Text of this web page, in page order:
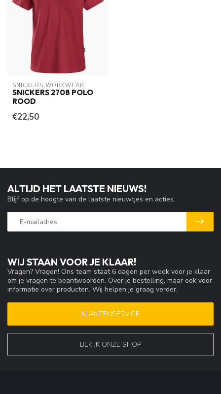
SNICKERS WORKWEAR
SNICKERS 2708 POLO
ROOD
€22,50
WIJ STAAN VOOR JE KLAAR!
Vragen? Vragen! Ons team staat 6 dagen per week voor je klaar
om je vragen te beantwoorden. Over je bestelling, maar ook voor
informatie over producten. Wij helpen je graag verder.
KLANTENSERVICE
BEKIJK ONZE SHOP
ALTIJD HET LAATSTE NIEUWS!
Blijf op de hoogte van de laatste nieuwtjes en acties.